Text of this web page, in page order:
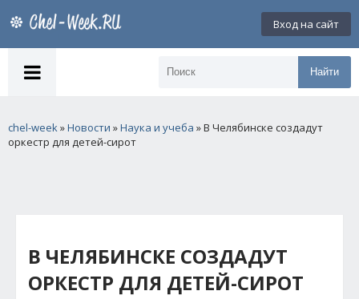
Вход на сайт
Найти
chel-week»Новости »Наука и учеба » В Челябинске создадут
оркестр для детей-сирот
В ЧЕЛЯБИНСКЕ СОЗДАДУТ
ОРКЕСТР ДЛЯ ДЕТЕЙ-СИРОТ